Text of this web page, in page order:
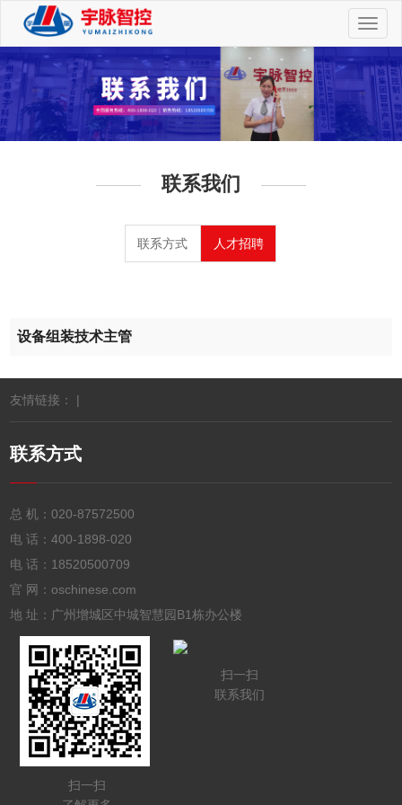
切
换
航
联系我们
联系方式 人才招聘
设备组装技术主管
友情链接： |
联系方式
总 机：020-87572500
电 话：400-1898-020
电 话： 18520500709
官 网：oschinese.com
地 址：广州增城区中城智慧园B1栋办公楼
扫一扫
扫一扫
联系我们